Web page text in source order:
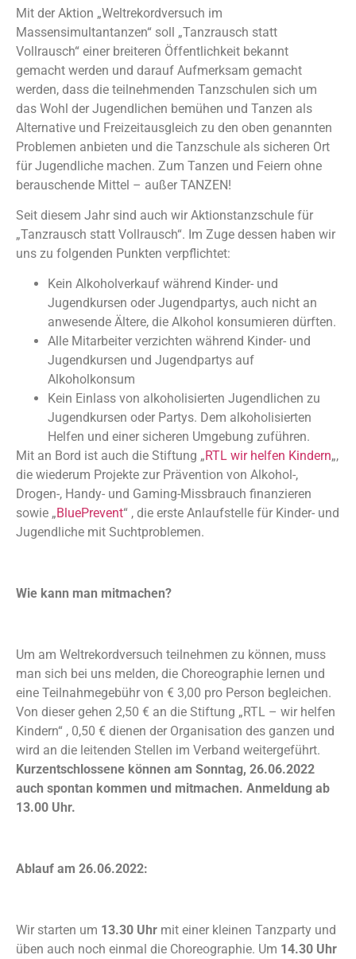
Mit der Aktion „Weltrekordversuch im
Massensimultantanzen“ soll „Tanzrausch statt
Vollrausch“ einer breiteren Öffentlichkeit bekannt
gemacht werden und darauf Aufmerksam gemacht
werden, dass die teilnehmenden Tanzschulen sich um
das Wohl der Jugendlichen bemühen und Tanzen als
Alternative und Freizeitausgleich zu den oben genannten
Problemen anbieten und die Tanzschule als sicheren Ort
für Jugendliche machen. Zum Tanzen und Feiern ohne
berauschende Mittel – außer TANZEN!
Seit diesem Jahr sind auch wir Aktionstanzschule für
„Tanzrausch statt Vollrausch“. Im Zuge dessen haben wir
uns zu folgenden Punkten verpflichtet:
Kein Alkoholverkauf während Kinder- und
Jugendkursen oder Jugendpartys, auch nicht an
anwesende Ältere, die Alkohol konsumieren dürften.
Alle Mitarbeiter verzichten während Kinder- und
Jugendkursen und Jugendpartys auf
Alkoholkonsum
Kein Einlass von alkoholisierten Jugendlichen zu
Jugendkursen oder Partys. Dem alkoholisierten
Helfen und einer sicheren Umgebung zuführen.
Mit an Bord ist auch die Stiftung „RTL wir helfen Kindern„,
die wiederum Projekte zur Prävention von Alkohol-,
Drogen-, Handy- und Gaming-Missbrauch finanzieren
sowie „BluePrevent“ , die erste Anlaufstelle für Kinder- und
Jugendliche mit Suchtproblemen.
Wie kann man mitmachen?
Um am Weltrekordversuch teilnehmen zu können, muss
man sich bei uns melden, die Choreographie lernen und
eine Teilnahmegebühr von € 3,00 pro Person begleichen.
Von dieser gehen 2,50 € an die Stiftung „RTL – wir helfen
Kindern“ , 0,50 € dienen der Organisation des ganzen und
wird an die leitenden Stellen im Verband weitergeführt.
Kurzentschlossene können am Sonntag, 26.06.2022
auch spontan kommen und mitmachen. Anmeldung ab
13.00 Uhr.
Ablauf am 26.06.2022:
Wir starten um 13.30 Uhr mit einer kleinen Tanzparty und
üben auch noch einmal die Choreographie. Um 14.30 Uhr